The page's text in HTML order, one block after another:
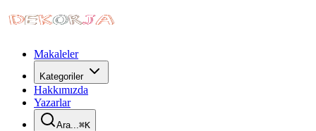
Makaleler
Kategoriler
Hakkımızda
Yazarlar
Ara...⌘K